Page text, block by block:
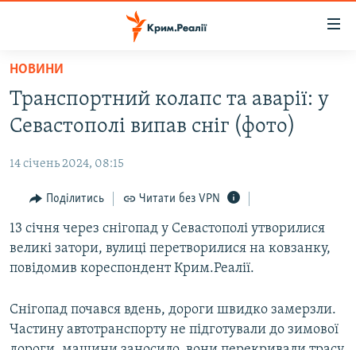
Перейти
основного
матеріалу
до
навігації
Перейти
до
пошуку
ВОДА.КРИМ
ПОЛІТИКА
БЛОГИ
ПОГЛЯД
ІНТЕРВ'Ю
СПЕЦПРОЕКТИ
ЯК ОБІЙТИ БЛОКУВАННЯ
НОВИНИ
Транспортний колапс та аварії: у
Севастополі випав сніг (фото)
14 січень 2024, 08:15
Поділитись Читати без VPN
13 січня через снігопад у Севастополі утворилися
великі затори, вулиці перетворилися на ковзанку,
повідомив кореспондент Крим.Реалії.
Снігопад почався вдень, дороги швидко замерзли.
Частину автотранспорту не підготували до зимової